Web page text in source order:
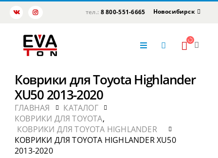
тел.: 8 800-551-6665 Новосибирск
Коврики для Toyota Highlander
XU50 2013-2020
ГЛАВНАЯ
КАТАЛОГ
КОВРИКИ ДЛЯ TOYOTA,
КОВРИКИ ДЛЯ TOYOTA HIGHLANDER
КОВРИКИ ДЛЯ TOYOTA HIGHLANDER XU50
2013-2020